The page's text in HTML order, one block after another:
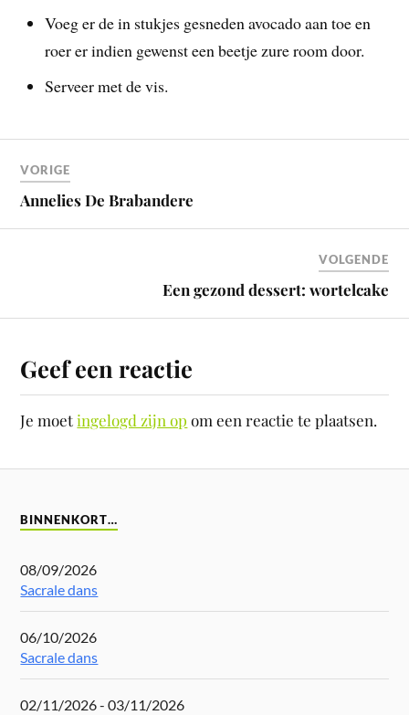
Voeg er de in stukjes gesneden avocado aan toe en
roer er indien gewenst een beetje zure room door.
Serveer met de vis.
VORIGE
Annelies De Brabandere
VOLGENDE
Een gezond dessert: wortelcake
Geef een reactie
Je moetingelogd zijn op om een reactie te plaatsen.
BINNENKORT…
08/09/2026
Sacrale dans
06/10/2026
Sacrale dans
02/11/2026 - 03/11/2026